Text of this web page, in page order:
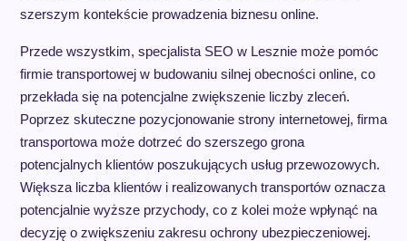
szerszym kontekście prowadzenia biznesu online.
Przede wszystkim, specjalista SEO w Lesznie może pomóc
firmie transportowej w budowaniu silnej obecności online, co
przekłada się na potencjalne zwiększenie liczby zleceń.
Poprzez skuteczne pozycjonowanie strony internetowej, firma
transportowa może dotrzeć do szerszego grona
potencjalnych klientów poszukujących usług przewozowych.
Większa liczba klientów i realizowanych transportów oznacza
potencjalnie wyższe przychody, co z kolei może wpłynąć na
decyzję o zwiększeniu zakresu ochrony ubezpieczeniowej.